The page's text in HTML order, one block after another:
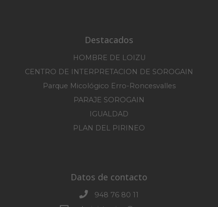
Destacados
HOMBRE DE LOIZU
CENTRO DE INTERPRETACION DE SOROGAIN
Parque Micológico Erro-Roncesvalles
PARAJE SOROGAIN
IGUALDAD
PLAN DEL PIRINEO
Datos de contacto
948 76 80 11